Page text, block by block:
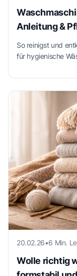
Anleitung &
So reinigst und
für hygienische
20.02.26•6 Min.
Wolle richtig